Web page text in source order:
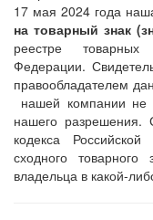
17 мая 2024 года
на товарный знак
реестре товарных
Федерации.
правообладателем
нашей компании
нашего разрешения.
кодекса
сходного
владельца в какой-